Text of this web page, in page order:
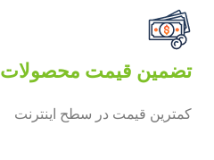
تضمین قیمت محصولات
کمترین قیمت در سطح اینترنت